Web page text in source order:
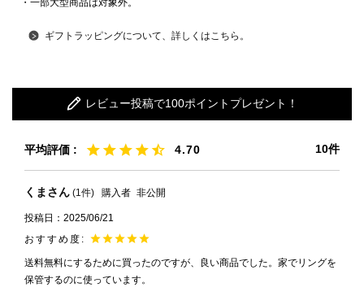
ギフトラッピングについて、詳しくはこちら。
レビュー投稿で100ポイントプレゼント！
4.70 10
くま 1 購入者 非公開
投稿日 2025/06/21
送料無料にするために買ったのですが、良い商品でした。家でリングを
保管するのに使っています。